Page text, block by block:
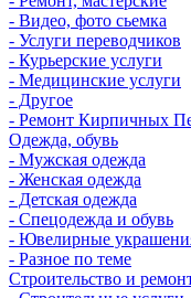
- Видео, фото сьемка
- Услуги переводчиков
- Курьерские услуги
- Медицинские услуги
- Другое
- Ремонт Кирпичных
Одежда, обувь
- Мужская одежда
- Женская одежда
- Детская одежда
- Спецодежда и обувь
- Ювелирные
- Разное по теме
Строительство и